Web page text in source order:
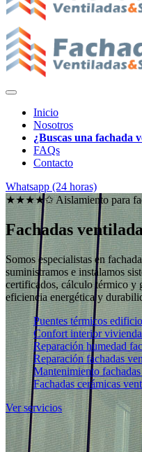
Inicio
Nosotros
¿Buscas una fachada
FAQs
Contacto
Whatsapp (24 horas)
★★★★✩ Aislamiento para
Fachadas
Somos especialistas en
suministramos e instalamos
certificados, cálculo térmico y
eficiencia energética y
Puentes térmicos
Confort interior
Reparación humedad
Reparación fachadas
Mantenimiento
Fachadas cerámicas
Ver servicios